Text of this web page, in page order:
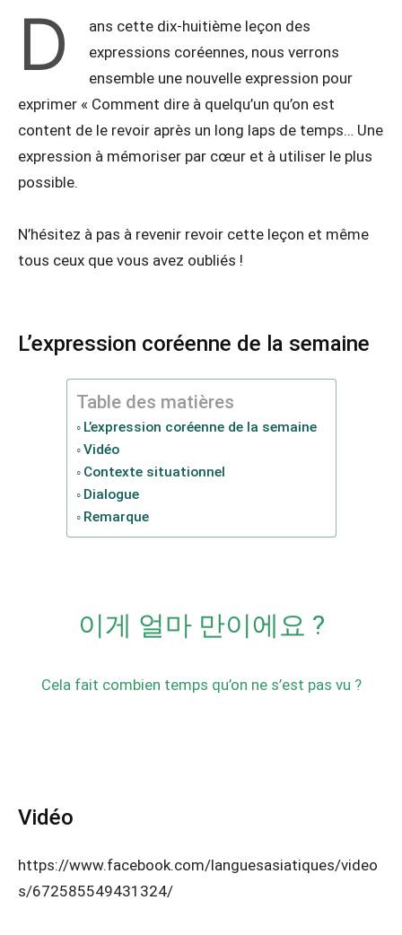
D
ans cette dix-huitième leçon des
expressions coréennes, nous verrons
ensemble une nouvelle expression pour
exprimer « Comment dire à quelqu’un qu’on est
content de le revoir après un long laps de temps… Une
expression à mémoriser par cœur et à utiliser le plus
possible.
N’hésitez à pas à revenir revoir cette leçon et même
tous ceux que vous avez oubliés !
L’expression coréenne de la semaine
Table des matières
L’expression coréenne de la semaine
Vidéo
Contexte situationnel
Dialogue
Remarque
이게 얼마 만이에요 ?
Cela fait combien temps qu’on ne s’est pas vu ?
Vidéo
https://www.facebook.com/languesasiatiques/video
s/672585549431324/